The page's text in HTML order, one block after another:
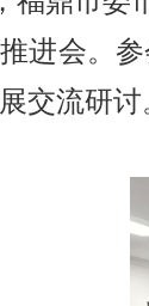
进会。
交流研讨